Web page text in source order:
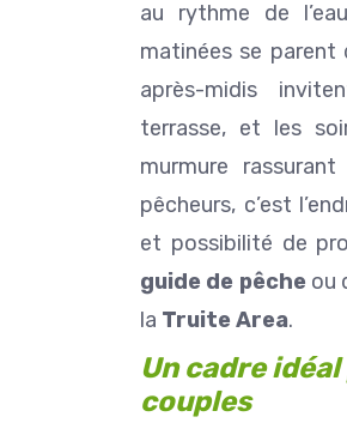
au rythme de
matinées se parent
après-midis
terrasse, et les
murmure
pêcheurs, c’est
et possibilité de
guide de pêche ou
la Truite Area.
Un cadre
couples